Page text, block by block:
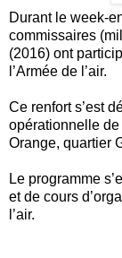
Durant le week-
commissaires
(2016) ont
l’Armée de l’air.
Ce renfort s’est
opérationnelle de
Orange, quartier
Le programme
et de cours
l’air.